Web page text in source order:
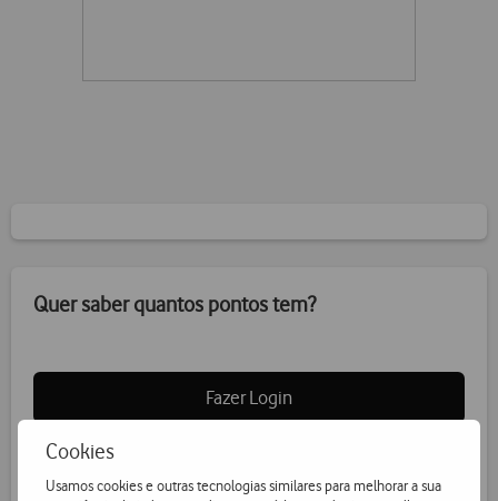
Cookies
Usamos cookies e outras tecnologias similares para melhorar a sua
Quer saber quantos pontos tem?
Fazer Login